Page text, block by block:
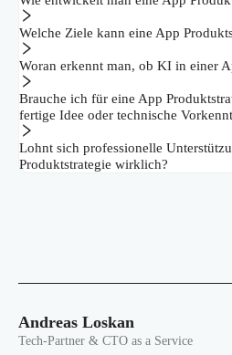
Welche Ziele kann eine App
Woran erkennt man, ob KI in einer
Brauche ich für eine App
fertige Idee oder technische
Lohnt sich professionelle
Produktstrategie wirklich?
Andreas Loskan
Tech-Partner & CTO as a Service